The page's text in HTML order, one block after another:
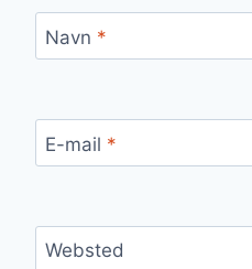
Navn *
E-mail *
Websted